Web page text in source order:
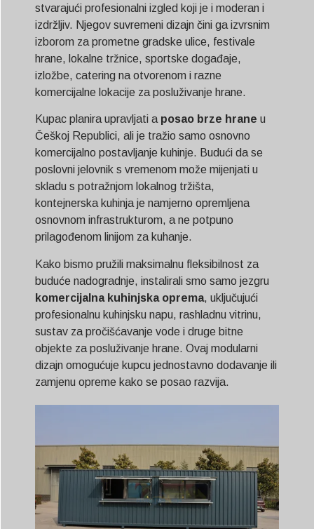
stvarajući profesionalni izgled koji je i moderan i
izdržljiv. Njegov suvremeni dizajn čini ga izvrsnim
izborom za prometne gradske ulice, festivale
hrane, lokalne tržnice, sportske događaje,
izložbe, catering na otvorenom i razne
komercijalne lokacije za posluživanje hrane.
Kupac planira upravljati a posao brze hrane u
Češkoj Republici, ali je tražio samo osnovno
komercijalno postavljanje kuhinje. Budući da se
poslovni jelovnik s vremenom može mijenjati u
skladu s potražnjom lokalnog tržišta,
kontejnerska kuhinja je namjerno opremljena
osnovnom infrastrukturom, a ne potpuno
prilagođenom linijom za kuhanje.
Kako bismo pružili maksimalnu fleksibilnost za
buduće nadogradnje, instalirali smo samo jezgru
komercijalna kuhinjska oprema, uključujući
profesionalnu kuhinjsku napu, rashladnu vitrinu,
sustav za pročišćavanje vode i druge bitne
objekte za posluživanje hrane. Ovaj modularni
dizajn omogućuje kupcu jednostavno dodavanje ili
zamjenu opreme kako se posao razvija.